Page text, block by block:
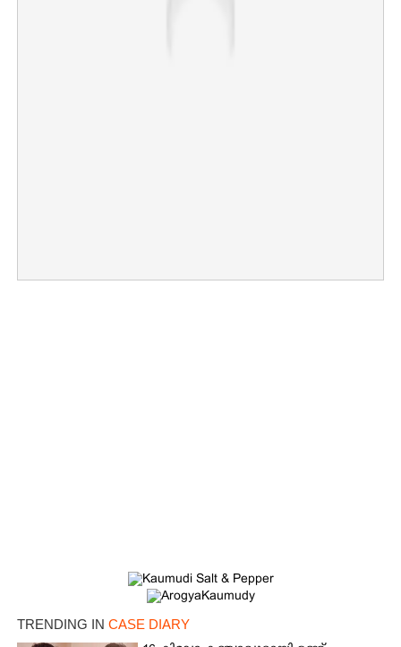
TRENDING IN CASE DIARY
Share this link